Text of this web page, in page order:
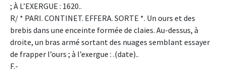
; À L’EXERGUE : 1620..
R/ * PARI. CONTINET. EFFERA. SORTE *. Un ours et des
brebis dans une enceinte formée de claies. Au-dessus, à
droite, un bras armé sortant des nuages semblant essayer
de frapper l’ours ; à l’exergue : .(date)..
F.-